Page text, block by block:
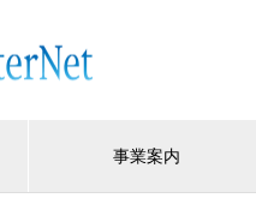
事業案内